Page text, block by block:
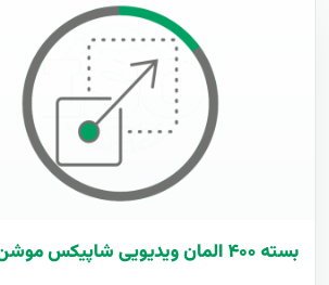
بسته ۴۰۰ المان ویدیویی شاپیکس موشن گرافیک